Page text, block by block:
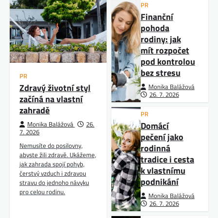
PR
Zdravý životní styl
začíná na vlastní
zahradě
Monika Balážová
26.
7. 2026
Nemusíte do posilovny,
abyste žili zdravě. Ukážeme,
jak zahrada spojí pohyb,
čerstvý vzduch i zdravou
stravu do jednoho návyku
pro celou rodinu.
PR
Finanční
pohoda
rodiny: jak
mít rozpočet
pod kontrolou
bez stresu
Monika Balážová
26. 7. 2026
PR
Domácí
pečení jako
rodinná
tradice i cesta
k vlastnímu
podnikání
Monika Balážová
26. 7. 2026